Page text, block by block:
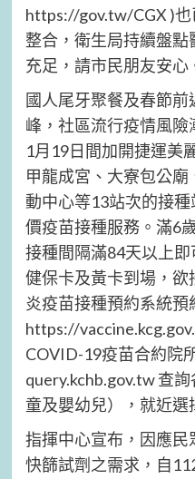
https://gov.tw/CGX )
整合，衛生局持續盤
充足，請市民朋友安心
國人尾牙聚餐及春節
峰，社區流行疫情風
1月19日間加開捷運美
甲龍成宮、大寮包公
動中心等13站次的接
價疫苗接種服務。滿6
接種間隔滿84天以上
健保卡及黃卡到場，
炎疫苗接種預約系統預
https://
COVID-19疫苗合約院
query.kchb.gov.tw 查
童及嬰幼兒），就近選
指揮中心宣布，因應
快篩試劑之需求，自